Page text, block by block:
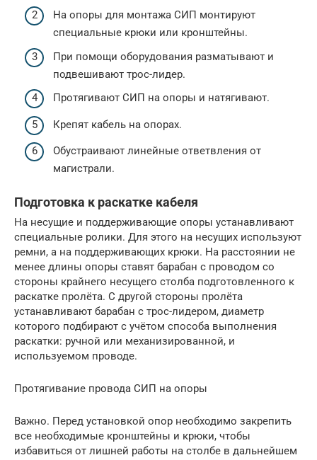
На опоры для монтажа СИП монтируют
специальные крюки или кронштейны.
При помощи оборудования разматывают и
подвешивают трос-лидер.
Протягивают СИП на опоры и натягивают.
Крепят кабель на опорах.
Обустраивают линейные ответвления от
магистрали.
Подготовка к раскатке кабеля
На несущие и поддерживающие опоры устанавливают
специальные ролики. Для этого на несущих используют
ремни, а на поддерживающих крюки. На расстоянии не
менее длины опоры ставят барабан с проводом со
стороны крайнего несущего столба подготовленного к
раскатке пролёта. С другой стороны пролёта
устанавливают барабан с трос-лидером, диаметр
которого подбирают с учётом способа выполнения
раскатки: ручной или механизированной, и
используемом проводе.
Протягивание провода СИП на опоры
Важно. Перед установкой опор необходимо закрепить
все необходимые кронштейны и крюки, чтобы
избавиться от лишней работы на столбе в дальнейшем